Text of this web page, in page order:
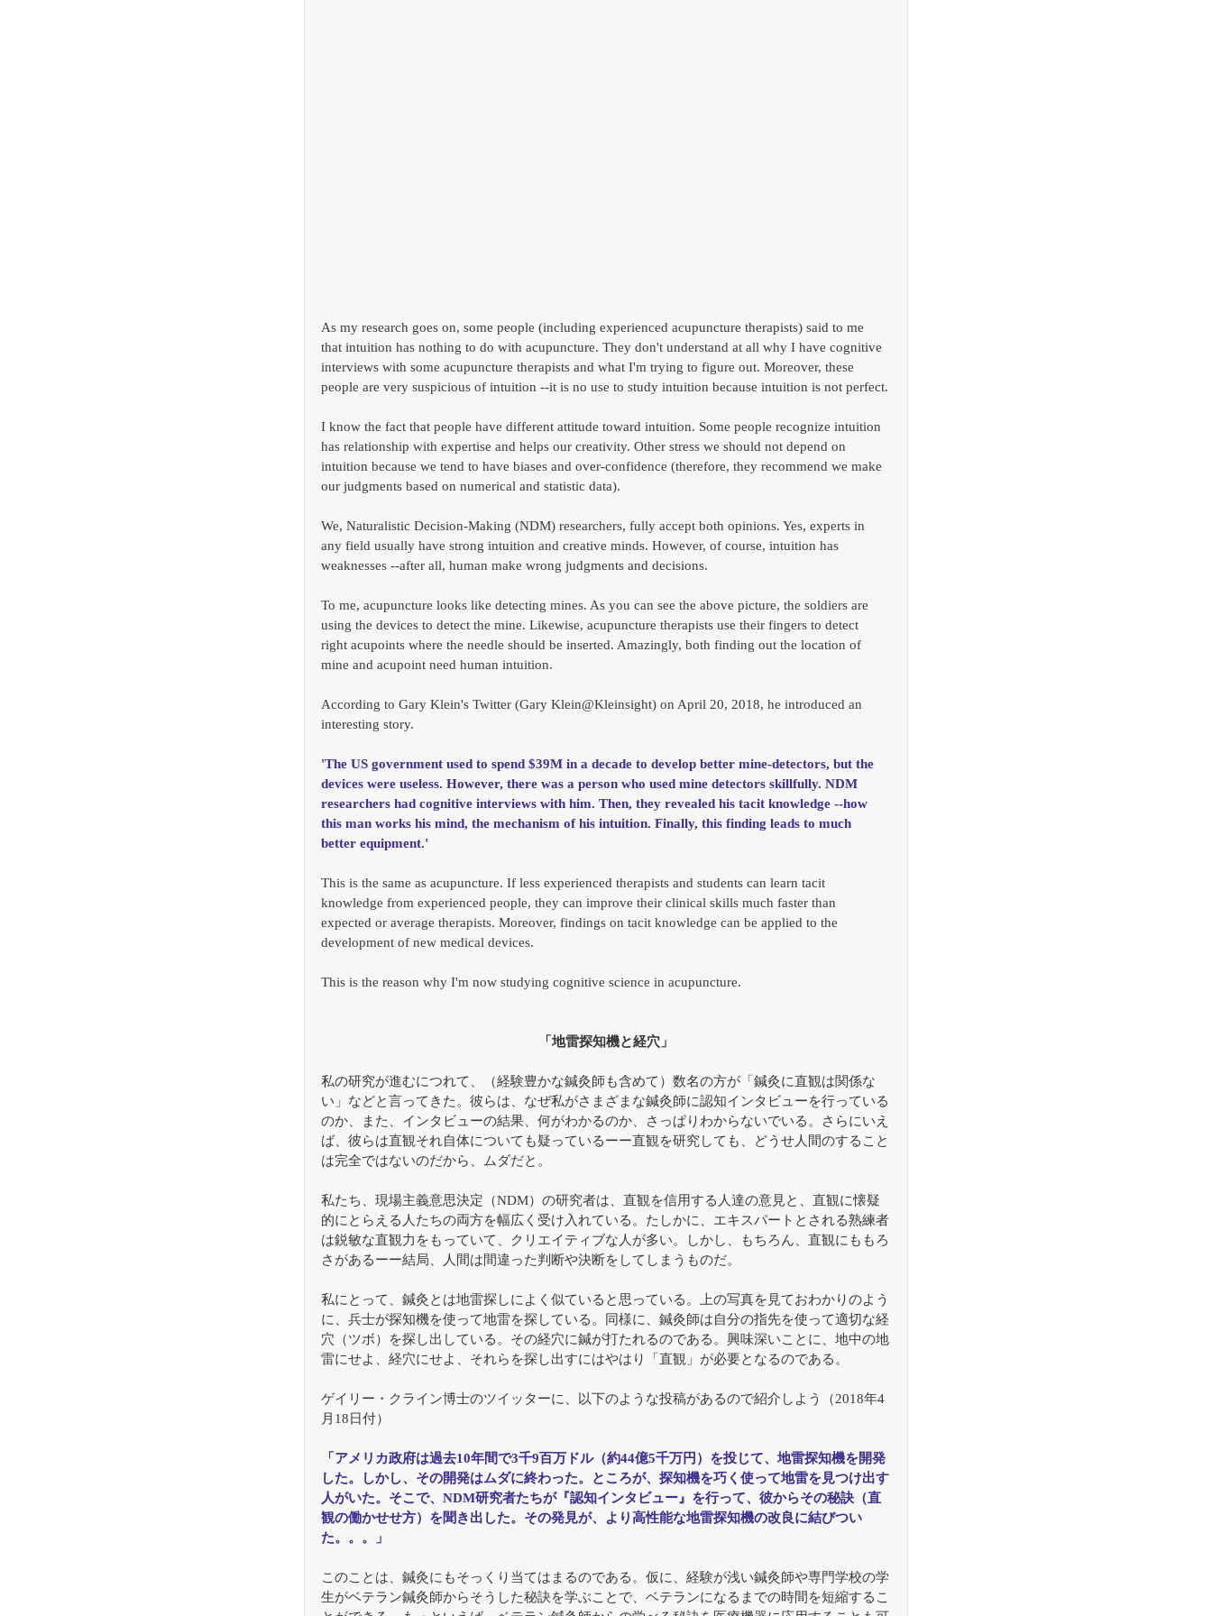
As my research goes on, some people (including experienced acupuncture therapists) said to me
that intuition has nothing to do with acupuncture. They don't understand at all why I have cognitive
interviews with some acupuncture therapists and what I'm trying to figure out. Moreover, these
people are very suspicious of intuition --it is no use to study intuition because intuition is not perfect.
I know the fact that people have different attitude toward intuition. Some people recognize intuition
has relationship with expertise and helps our creativity. Other stress we should not depend on
intuition because we tend to have biases and over-confidence (therefore, they recommend we make
our judgments based on numerical and statistic data).
We, Naturalistic Decision-Making (NDM) researchers, fully accept both opinions. Yes, experts in
any field usually have strong intuition and creative minds. However, of course, intuition has
weaknesses --after all, human make wrong judgments and decisions.
To me, acupuncture looks like detecting mines. As you can see the above picture, the soldiers are
using the devices to detect the mine. Likewise, acupuncture therapists use their fingers to detect
right acupoints where the needle should be inserted. Amazingly, both finding out the location of
mine and acupoint need human intuition.
According to Gary Klein's Twitter (Gary Klein@Kleinsight) on April 20, 2018, he introduced an
interesting story.
'The US government used to spend $39M in a decade to develop better mine-detectors, but the
devices were useless. However, there was a person who used mine detectors skillfully. NDM
researchers had cognitive interviews with him. Then, they revealed his tacit knowledge --how
this man works his mind, the mechanism of his intuition. Finally, this finding leads to much
better equipment.'
This is the same as acupuncture. If less experienced therapists and students can learn tacit
knowledge from experienced people, they can improve their clinical skills much faster than
expected or average therapists. Moreover, findings on tacit knowledge can be applied to the
development of new medical devices.
This is the reason why I'm now studying cognitive science in acupuncture.
「地雷探知機と経穴」
私の研究が進むにつれて、（経験豊かな鍼灸師も含めて）数名の方が「鍼灸に直観は関係な
い」などと言ってきた。彼らは、なぜ私がさまざまな鍼灸師に認知インタビューを行っている
のか、また、インタビューの結果、何がわかるのか、さっぱりわからないでいる。さらにいえ
ば、彼らは直観それ自体についても疑っているーー直観を研究しても、どうせ人間のすること
は完全ではないのだから、ムダだと。
私たち、現場主義意思決定（NDM）の研究者は、直観を信用する人達の意見と、直観に懐疑
的にとらえる人たちの両方を幅広く受け入れている。たしかに、エキスパートとされる熟練者
は鋭敏な直観力をもっていて、クリエイティブな人が多い。しかし、もちろん、直観にももろ
さがあるーー結局、人間は間違った判断や決断をしてしまうものだ。
私にとって、鍼灸とは地雷探しによく似ていると思っている。上の写真を見ておわかりのよう
に、兵士が探知機を使って地雷を探している。同様に、鍼灸師は自分の指先を使って適切な経
穴（ツボ）を探し出している。その経穴に鍼が打たれるのである。興味深いことに、地中の地
雷にせよ、経穴にせよ、それらを探し出すにはやはり「直観」が必要となるのである。
ゲイリー・クライン博士のツイッターに、以下のような投稿があるので紹介しよう（2018年4
月18日付）
「アメリカ政府は過去10年間で3千9百万ドル（約44億5千万円）を投じて、地雷探知機を開発
した。しかし、その開発はムダに終わった。ところが、探知機を巧く使って地雷を見つけ出す
人がいた。そこで、NDM研究者たちが『認知インタビュー』を行って、彼からその秘訣（直
観の働かせせ方）を聞き出した。その発見が、より高性能な地雷探知機の改良に結びつい
た。。。」
このことは、鍼灸にもそっくり当てはまるのである。仮に、経験が浅い鍼灸師や専門学校の学
生がベテラン鍼灸師からそうした秘訣を学ぶことで、ベテランになるまでの時間を短縮するこ